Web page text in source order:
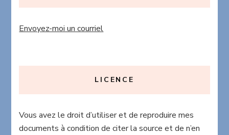
Envoyez-moi un courriel
LICENCE
Vous avez le droit d’utiliser et de reproduire mes
documents à condition de citer la source et de n’en